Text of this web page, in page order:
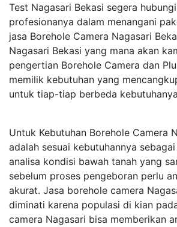
Test Nagasari Bekasi segera
profesionanya dalam menangani
jasa Borehole Camera Nagasari
Nagasari Bekasi yang mana akan
pengertian Borehole Camera dan
memilik kebutuhan yang
untuk tiap-tiap berbeda
Untuk Kebutuhan Borehole Camera
adalah sesuai kebutuhannya
analisa kondisi bawah tanah yang
sebelum proses pengeboran perlu
akurat. Jasa borehole camera
diminati karena populasi di kian
camera Nagasari bisa memberikan